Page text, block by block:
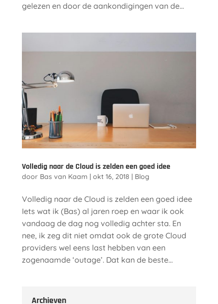
gelezen en door de aankondigingen van de...
Volledig naar de Cloud is zelden een goed idee
door Bas van Kaam okt 16, 2018 Blog
Volledig naar de Cloud is zelden een goed idee
Iets wat ik (Bas) al jaren roep en waar ik ook
vandaag de dag nog volledig achter sta. En
nee, ik zeg dit niet omdat ook de grote Cloud
providers wel eens last hebben van een
zogenaamde ‘outage’. Dat kan de beste...
Archieven